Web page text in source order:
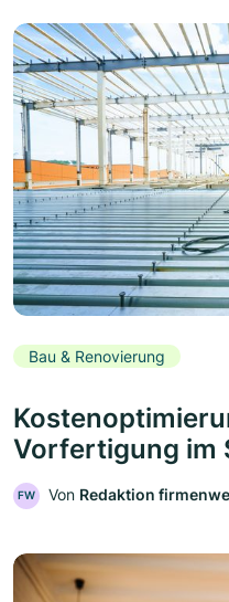
Bau & Renovierung
Vorfertigung im
FW Von Redaktion